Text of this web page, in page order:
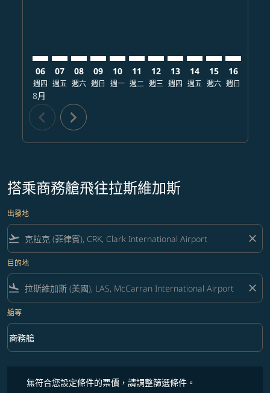
06
週四
8月
07
週五
08
週六
09
週日
10
週一
11
週二
12
週三
13
週四
14
週五
15
週六
16
週日
chevron_left chevron_right
搭乘商務艙飛往拉斯維加斯
出發地
flight_takeoff close
目的地
flight_land close
艙等
艙等 option 商務艙 Selected
商務艙
keyboard_arrow_down
無符合您設定條件的票價，請調整篩選條件。